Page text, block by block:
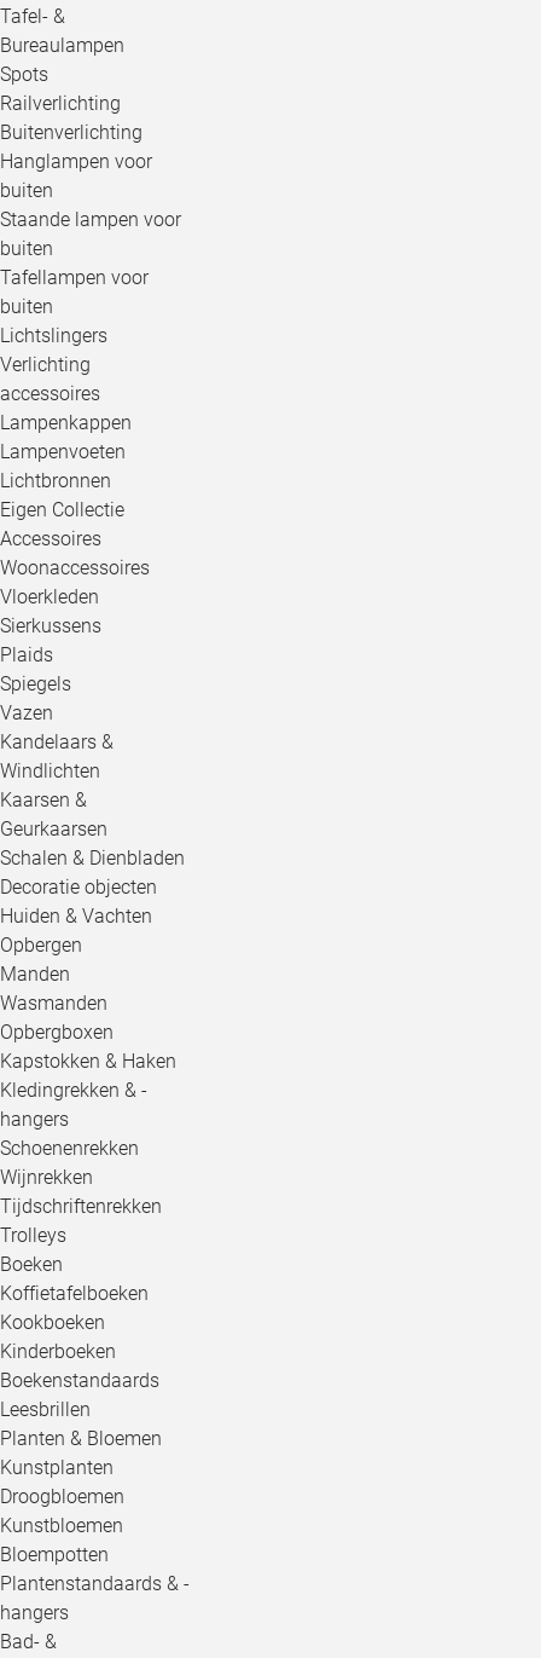
Tafel- &
Bureaulampen
Spots
Railverlichting
Buitenverlichting
Hanglampen voor
buiten
Staande lampen voor
buiten
Tafellampen voor
buiten
Lichtslingers
Verlichting
accessoires
Lampenkappen
Lampenvoeten
Lichtbronnen
Eigen Collectie
Accessoires
Woonaccessoires
Vloerkleden
Sierkussens
Plaids
Spiegels
Vazen
Kandelaars &
Windlichten
Kaarsen &
Geurkaarsen
Schalen & Dienbladen
Decoratie objecten
Huiden & Vachten
Opbergen
Manden
Wasmanden
Opbergboxen
Kapstokken & Haken
Kledingrekken & -
hangers
Schoenenrekken
Wijnrekken
Tijdschriftenrekken
Trolleys
Boeken
Koffietafelboeken
Kookboeken
Kinderboeken
Boekenstandaards
Leesbrillen
Planten & Bloemen
Kunstplanten
Droogbloemen
Kunstbloemen
Bloempotten
Plantenstandaards & -
hangers
Bad- &